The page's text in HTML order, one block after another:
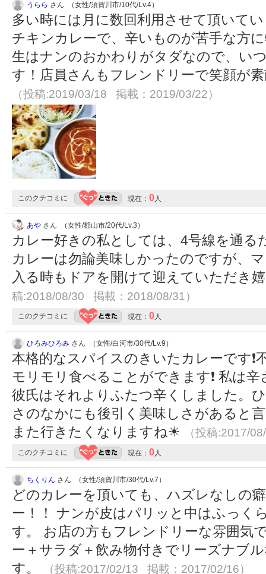
うらら さん （女性/須賀川市/10代/Lv.4）
多い時には月に数回利用させて頂いて
チキンカレーで、辛いものが苦手な方
生はナンのおかわりがタダなので、い
す！店員さんもフレンドリーで笑顔が
（投稿:2019/03/18 掲載：2019/03/22）
このクチコミに 現在： 0人
あや さん （女性/郡山市/20代/Lv.3）
カレー好きの私としては、4号線を通
カレーは勿論美味しかったのですが、
入る時もドアを開けて迎えていただき
稿:2018/08/30 掲載：2018/08/31）
このクチコミに 現在： 0人
ひろみひろみ さん （女性/白河市/30代/Lv.9）
本格的なスパイスのきいたカレーです
モリモリ食べることができます❗ 私は
彼氏はそれよりふたつ辛くしました。
さのなかにも後引く美味しさがあると
また行きたくなりますね☀
（投稿:2017/
このクチコミに 現在： 0人
ちくりん さん （女性/須賀川市/30代/Lv.7）
どのカレーを頂いても、ハズレなしの
ー！！ ナンが皮はパリッと中はふっく
す。 お店の方もフレンドリーな雰囲気
ー＋サラダ＋飲み物付きでリーズナブ
す。
（投稿:2017/02/13 掲載：2017/02/16）